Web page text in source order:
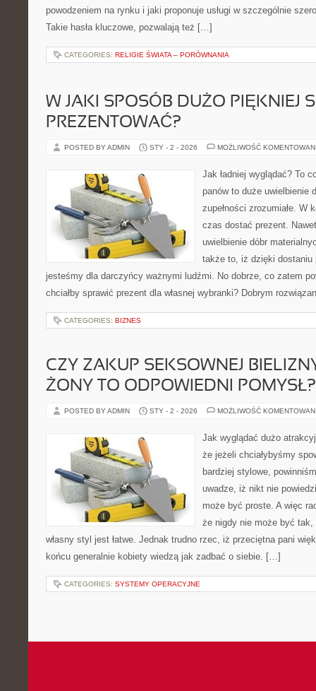
powodzeniem na rynku i jaki proponuje usługi w szczególnie
Takie hasła kluczowe, pozwalają też […]
CATEGORIES: RELIGIE ŚWIATA – PORÓWNANIA
W JAKI SPOSÓB DUŻO PIĘKNIEJ
PREZENTOWAĆ?
POSTED BY ADMIN STY - 2 - 2026 MOŻLIWOŚĆ
Jak ładniej wyglądać? To
panów to duże uwielbienie
zupełności zrozumiałe.
czas dostać prezent.
uwielbienie dóbr
także to, iż dzięki dostaniu
jesteśmy dla darczyńcy ważnymi ludźmi. No dobrze, co zatem
chciałby sprawić prezent dla własnej wybranki? Dobrym
CATEGORIES: BIZNES
CZY ZAKUP SEKSOWNEJ
ŻONY TO ODPOWIEDNI POMYSŁ?
POSTED BY ADMIN STY - 2 - 2026 MOŻLIWOŚĆ
Jak wyglądać dużo
że jeżeli chciałybyśmy
bardziej stylowe,
uwadze, iż nikt nie
może być proste. A więc
że nigdy nie może być
własny styl jest łatwe. Jednak trudno rzec, iż przeciętna pani
końcu generalnie kobiety wiedzą jak zadbać o siebie. […]
CATEGORIES: SYSTEMY OPERACYJNE